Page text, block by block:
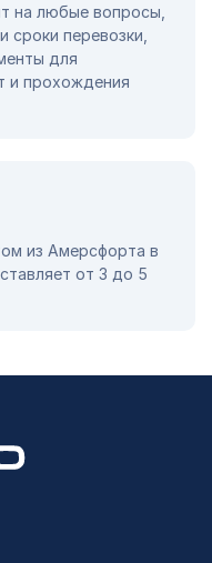
на любые вопросы,
перевозки,
для
и прохождения
из Амерсфорта в
от 3 до 5